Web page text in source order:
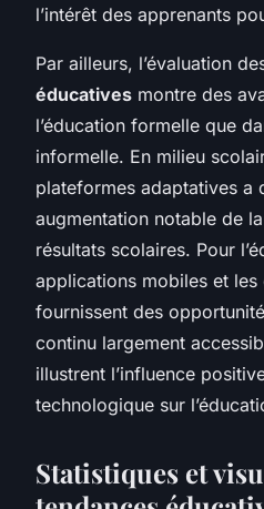
l’intérêt des apprenants
Par ailleurs, l’évaluation
éducatives montre des
l’éducation formelle que
informelle. En milieu
plateformes adaptatives a
augmentation notable de
résultats scolaires. Pour
applications mobiles et les
fournissent des
continu largement
illustrent l’influence
technologique sur
Statistiques et